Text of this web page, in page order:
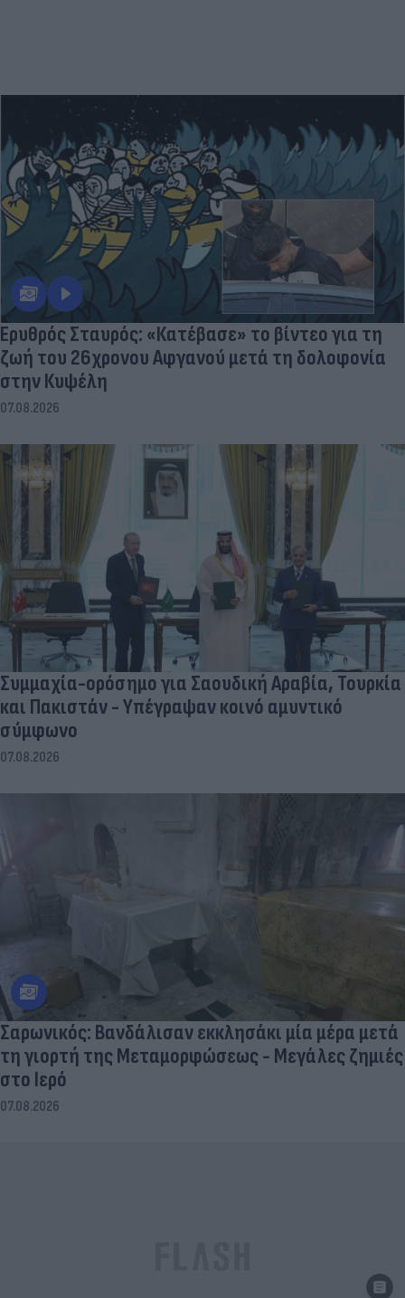
Ερυθρός Σταυρός: «Κατέβασε» το βίντεο για τη
ζωή του 26χρονου Αφγανού μετά τη δολοφονία
στην Κυψέλη
07.08.2026
Συμμαχία-ορόσημο για Σαουδική Αραβία, Τουρκία
και Πακιστάν - Υπέγραψαν κοινό αμυντικό
σύμφωνο
07.08.2026
Σαρωνικός: Βανδάλισαν εκκλησάκι μία μέρα μετά
τη γιορτή της Μεταμορφώσεως - Μεγάλες ζημιές
στο Ιερό
07.08.2026